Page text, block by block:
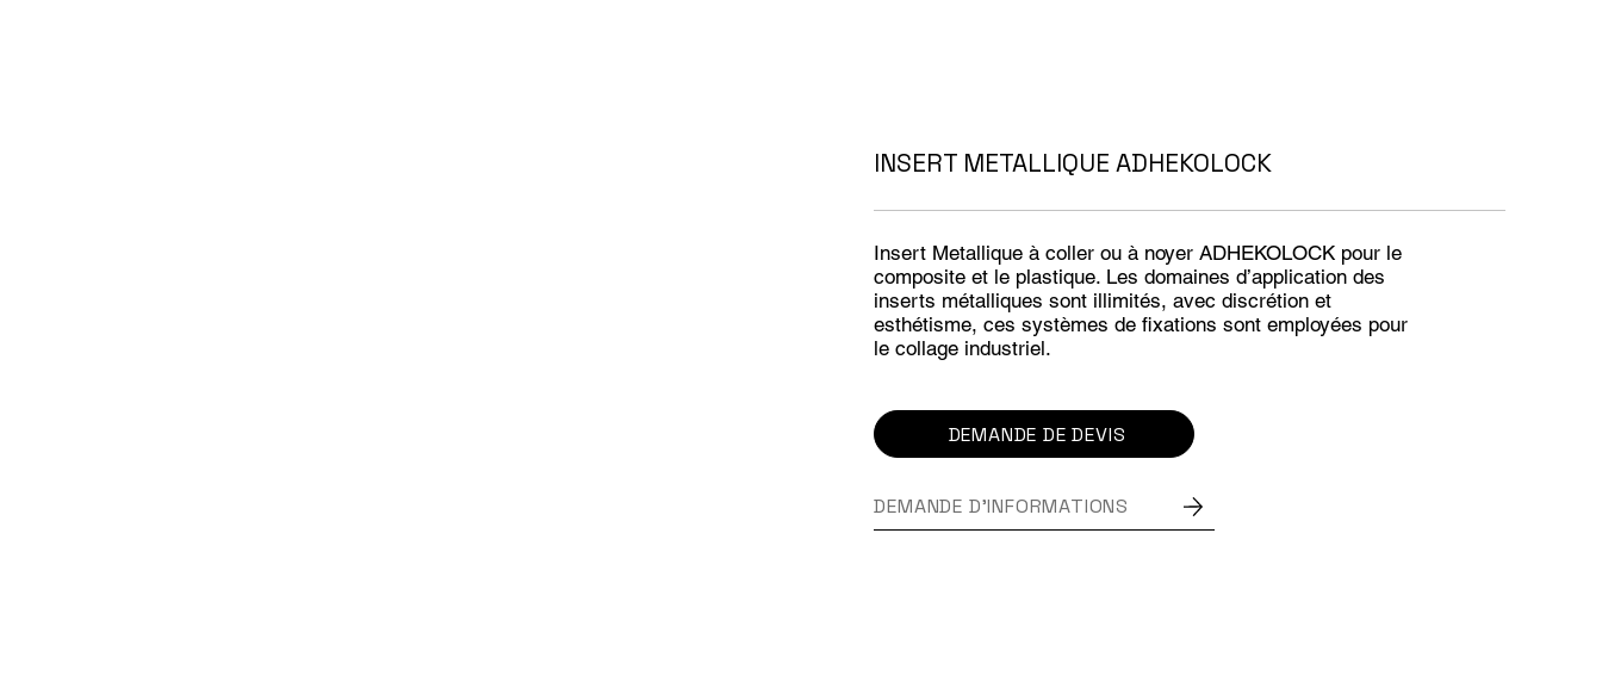
INSERT METALLIQUE ADHEKOLOCK
Insert Metallique à coller ou à noyer ADHEKOLOCK pour le
composite et le plastique. Les domaines d’application des
inserts métalliques sont illimités, avec discrétion et
esthétisme, ces systèmes de fixations sont employées pour
le collage industriel.
DEMANDE DE DEVIS
DEMANDE D'INFORMATIONS